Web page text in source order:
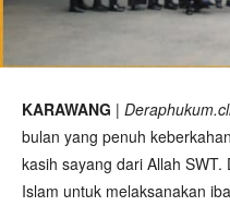
KARAWANG |
bulan yang penuh
kasih sayang dari Allah
Islam untuk melaksanakan